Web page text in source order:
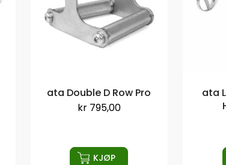
ata Double D Row Pro
kr795,00
KJØP
ata